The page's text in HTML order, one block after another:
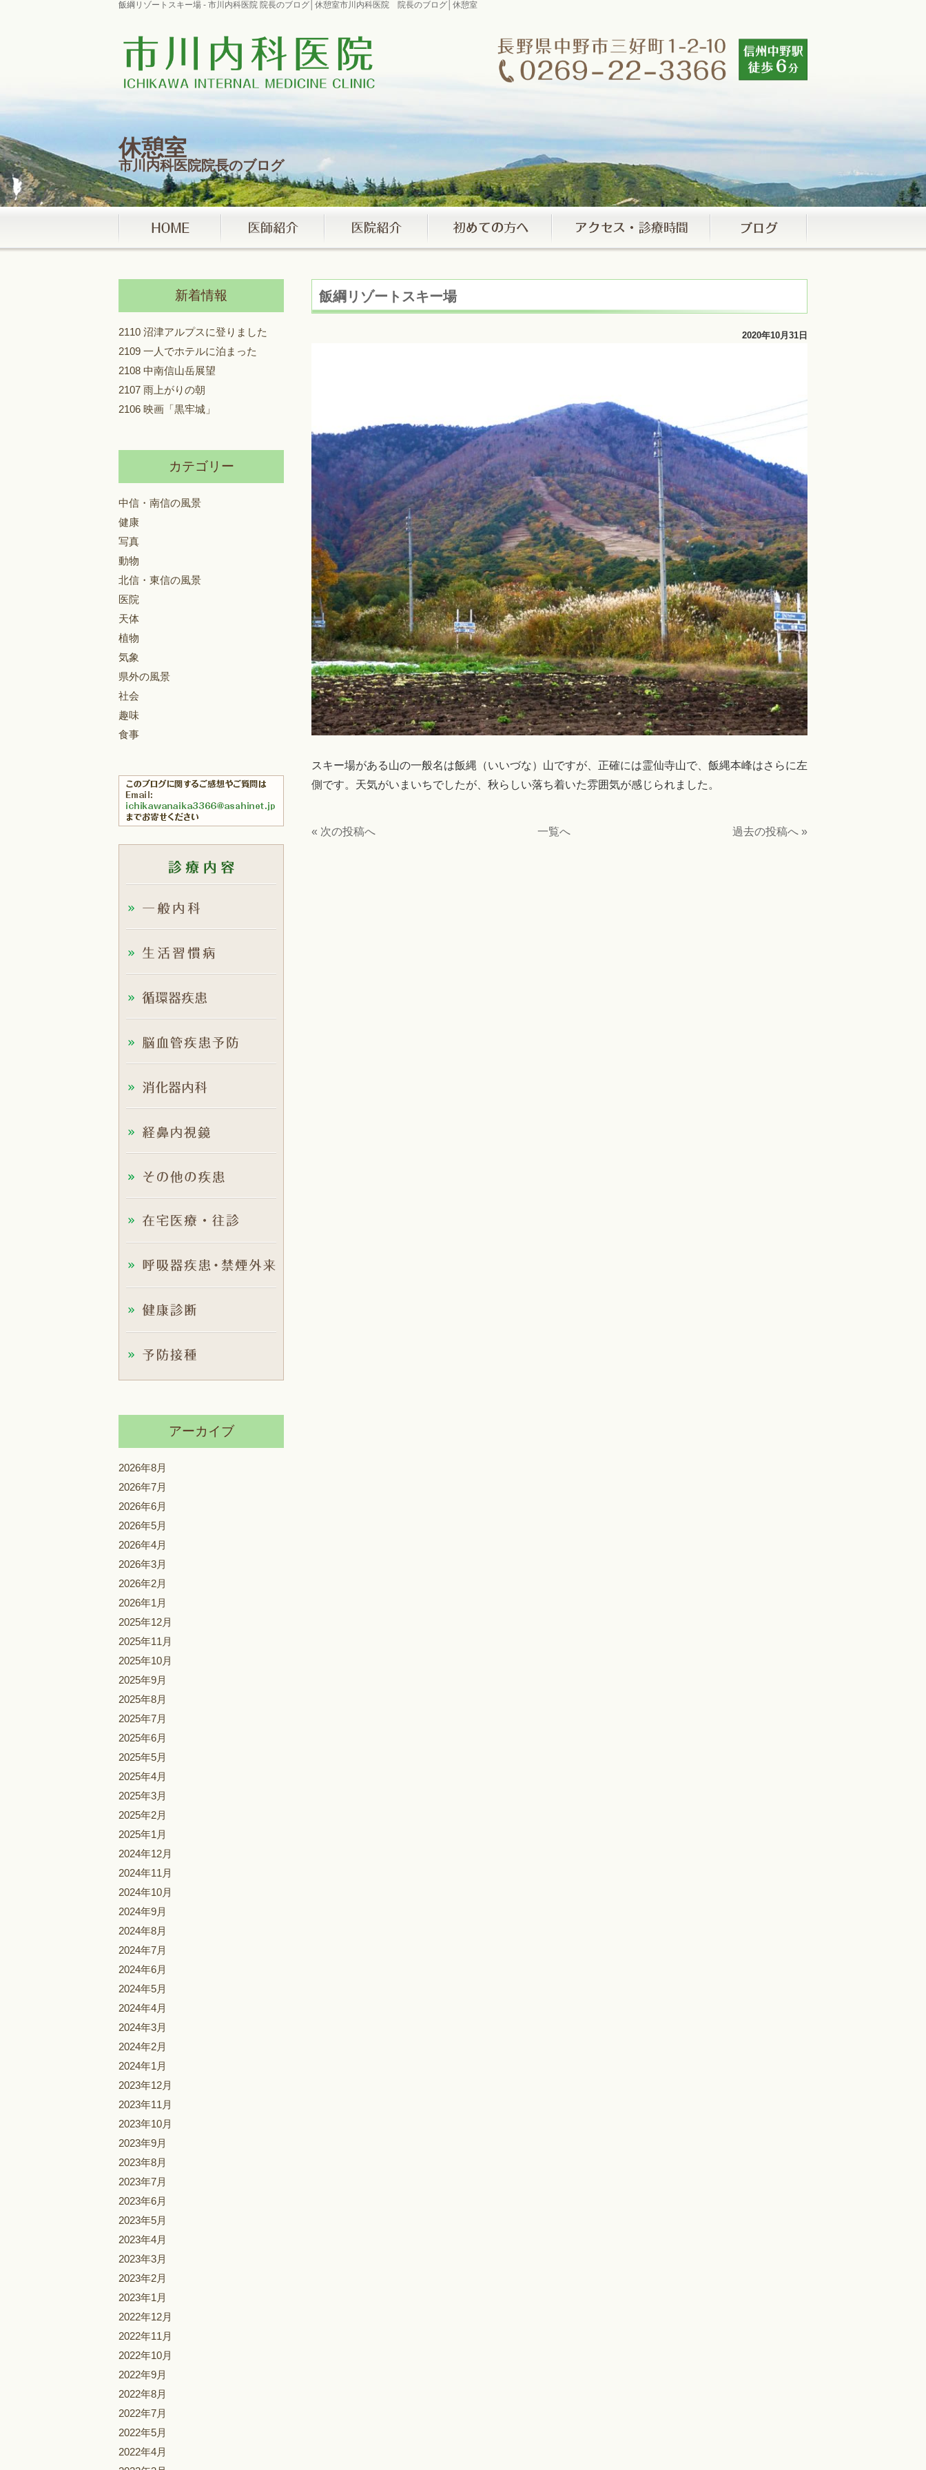
飯綱リゾートスキー場 - 市川内科医院 院長のブログ│休憩室市川内科医院 院長のブログ│休憩室
休憩室
市川内科医院院長のブログ
飯綱リゾートスキー場
2020年10月31日
スキー場がある山の一般名は飯縄（いいづな）山ですが、正確には霊仙寺山で、飯縄本峰はさらに左
側です。天気がいまいちでしたが、秋らしい落ち着いた雰囲気が感じられました。
過去の投稿へ »
一覧へ
« 次の投稿へ
新着情報
2110 沼津アルプスに登りました
2109 一人でホテルに泊まった
2108 中南信山岳展望
2107 雨上がりの朝
2106 映画「黒牢城」
カテゴリー
中信・南信の風景
健康
写真
動物
北信・東信の風景
医院
天体
植物
気象
県外の風景
社会
趣味
食事
アーカイブ
2026年8月
2026年7月
2026年6月
2026年5月
2026年4月
2026年3月
2026年2月
2026年1月
2025年12月
2025年11月
2025年10月
2025年9月
2025年8月
2025年7月
2025年6月
2025年5月
2025年4月
2025年3月
2025年2月
2025年1月
2024年12月
2024年11月
2024年10月
2024年9月
2024年8月
2024年7月
2024年6月
2024年5月
2024年4月
2024年3月
2024年2月
2024年1月
2023年12月
2023年11月
2023年10月
2023年9月
2023年8月
2023年7月
2023年6月
2023年5月
2023年4月
2023年3月
2023年2月
2023年1月
2022年12月
2022年11月
2022年10月
2022年9月
2022年8月
2022年7月
2022年5月
2022年4月